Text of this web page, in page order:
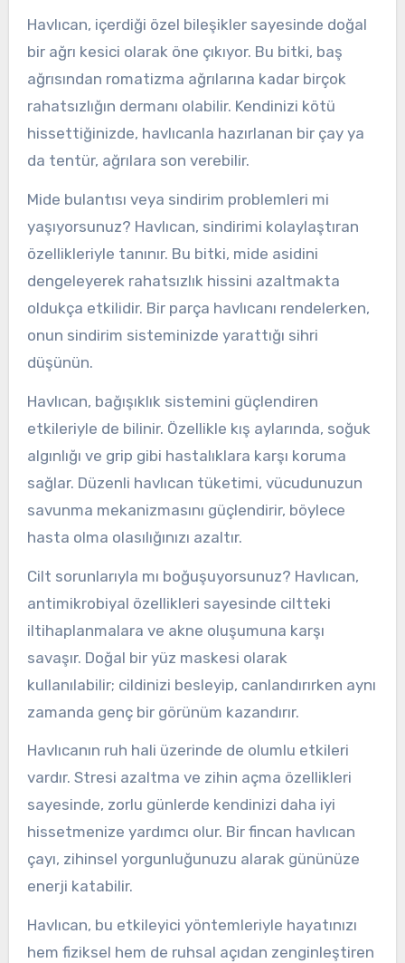
Havlıcan, içerdiği özel bileşikler sayesinde doğal
bir ağrı kesici olarak öne çıkıyor. Bu bitki, baş
ağrısından romatizma ağrılarına kadar birçok
rahatsızlığın dermanı olabilir. Kendinizi kötü
hissettiğinizde, havlıcanla hazırlanan bir çay ya
da tentür, ağrılara son verebilir.
Mide bulantısı veya sindirim problemleri mi
yaşıyorsunuz? Havlıcan, sindirimi kolaylaştıran
özellikleriyle tanınır. Bu bitki, mide asidini
dengeleyerek rahatsızlık hissini azaltmakta
oldukça etkilidir. Bir parça havlıcanı rendelerken,
onun sindirim sisteminizde yarattığı sihri
düşünün.
Havlıcan, bağışıklık sistemini güçlendiren
etkileriyle de bilinir. Özellikle kış aylarında, soğuk
algınlığı ve grip gibi hastalıklara karşı koruma
sağlar. Düzenli havlıcan tüketimi, vücudunuzun
savunma mekanizmasını güçlendirir, böylece
hasta olma olasılığınızı azaltır.
Cilt sorunlarıyla mı boğuşuyorsunuz? Havlıcan,
antimikrobiyal özellikleri sayesinde ciltteki
iltihaplanmalara ve akne oluşumuna karşı
savaşır. Doğal bir yüz maskesi olarak
kullanılabilir; cildinizi besleyip, canlandırırken aynı
zamanda genç bir görünüm kazandırır.
Havlıcanın ruh hali üzerinde de olumlu etkileri
vardır. Stresi azaltma ve zihin açma özellikleri
sayesinde, zorlu günlerde kendinizi daha iyi
hissetmenize yardımcı olur. Bir fincan havlıcan
çayı, zihinsel yorgunluğunuzu alarak gününüze
enerji katabilir.
Havlıcan, bu etkileyici yöntemleriyle hayatınızı
hem fiziksel hem de ruhsal açıdan zenginleştiren